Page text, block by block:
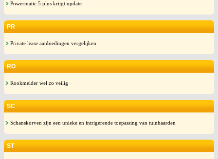
Powermatic 5 plus krijgt update
PR
Private lease aanbiedingen vergelijken
RO
Rookmelder wel zo veilig
SC
Schanskorven zijn een unieke en intrigerende toepassing van tuinhaarden
ST